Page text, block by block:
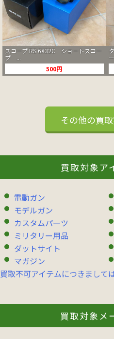
スコープ RS 6X32C ショートスコー
プ ...
500円
その他の買
買取対象ア
電動ガン
モデルガン
カスタムパーツ
ミリタリー用品
ダットサイト
マガジン
買取不可アイテムにつきまして
買取対象メ